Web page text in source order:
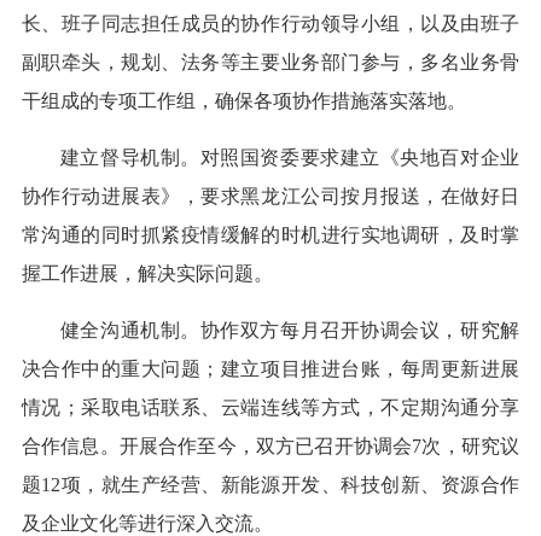
长、班子同志担任成员的协作行动领导小组，以及由班子
副职牵头，规划、法务等主要业务部门参与，多名业务骨
干组成的专项工作组，确保各项协作措施落实落地。
建立督导机制。对照国资委要求建立《央地百对企业
协作行动进展表》，要求黑龙江公司按月报送，在做好日
常沟通的同时抓紧疫情缓解的时机进行实地调研，及时掌
握工作进展，解决实际问题。
健全沟通机制。协作双方每月召开协调会议，研究解
决合作中的重大问题；建立项目推进台账，每周更新进展
情况；采取电话联系、云端连线等方式，不定期沟通分享
合作信息。开展合作至今，双方已召开协调会7次，研究议
题12项，就生产经营、新能源开发、科技创新、资源合作
及企业文化等进行深入交流。